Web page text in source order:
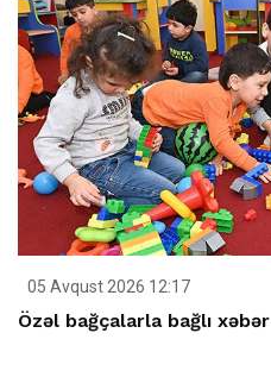
05 Avqust 2026 12:17
Özəl bağçalarla bağlı xəbər